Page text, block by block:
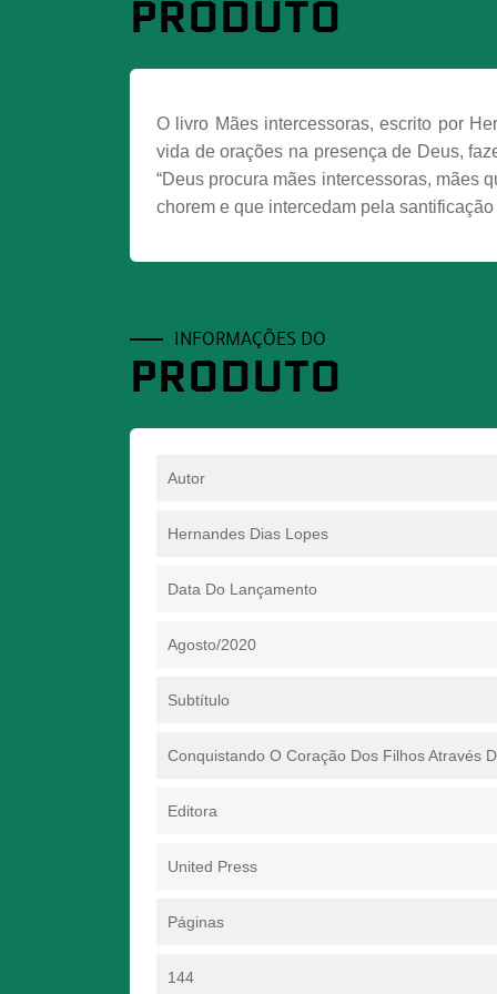
PRODUTO
O livro Mães intercessoras, escrito por
vida de orações na presença de Deus,
“Deus procura mães intercessoras, mães
chorem e que intercedam pela
INFORMAÇÕES DO
PRODUTO
Autor
Hernandes Dias Lopes
Data Do Lançamento
Agosto/2020
Subtítulo
Conquistando O Coração Dos Filhos Através
Editora
United Press
Páginas
144